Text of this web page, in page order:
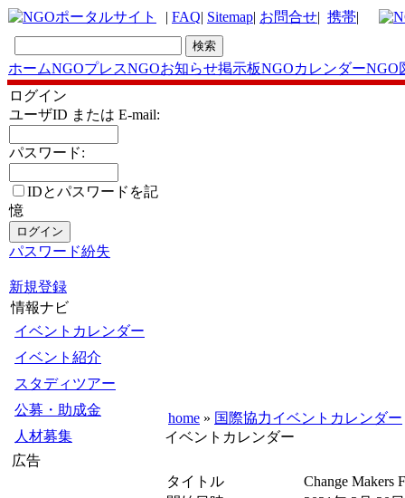
| FAQ| Sitemap| お問合せ| 携帯|
ホームNGOプレスNGOお知らせ掲示板NGOカレンダーNGO
ログイン
ユーザID または E-mail:
パスワード:
IDとパスワードを記
憶
パスワード紛失
新規登録
情報ナビ
イベントカレンダー
イベント紹介
スタディツアー
公募・助成金
人材募集
広告
home » 国際協力イベントカレンダー
イベントカレンダー
タイトル
Change